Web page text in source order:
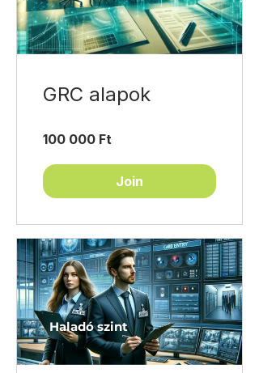
GRC alapok
100 000 Ft
Join
Haladó szint